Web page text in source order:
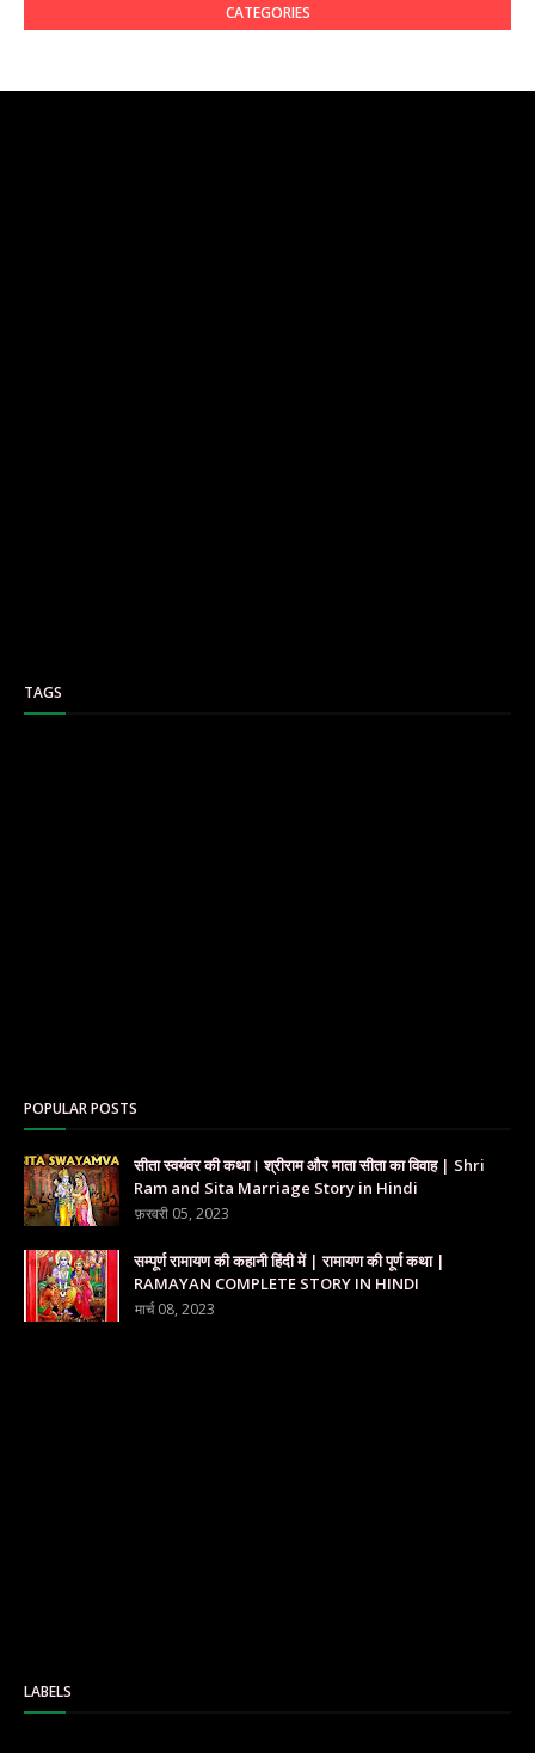
CATEGORIES
TAGS
POPULAR POSTS
सीता स्वयंवर की कथा। श्रीराम और माता सीता का विवाह | Shri
Ram and Sita Marriage Story in Hindi
फ़रवरी 05, 2023
सम्पूर्ण रामायण की कहानी हिंदी में | रामायण की पूर्ण कथा |
RAMAYAN COMPLETE STORY IN HINDI
मार्च 08, 2023
LABELS